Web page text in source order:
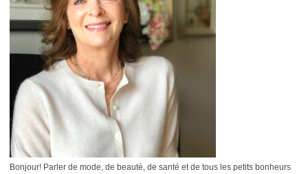
Bonjour! Parler de mode, de beauté, de santé et de tous les petits bonheurs